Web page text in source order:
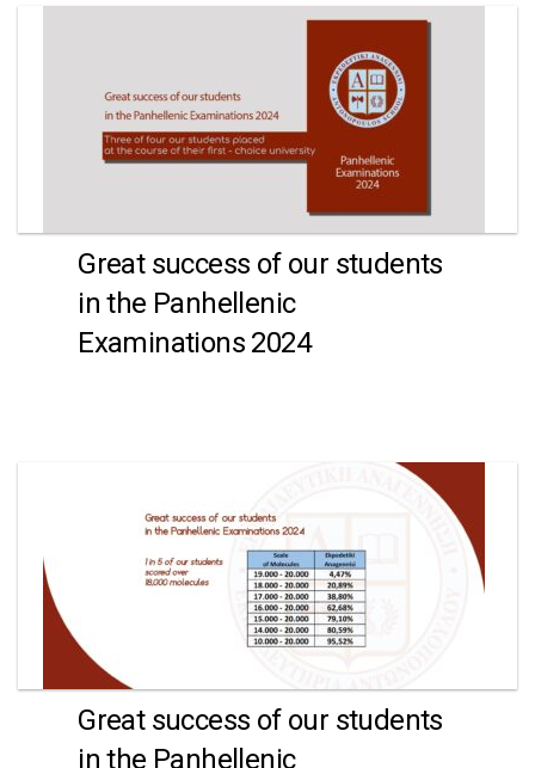
Great success of our students
in the Panhellenic
Examinations 2024
Great success of our students
in the Panhellenic